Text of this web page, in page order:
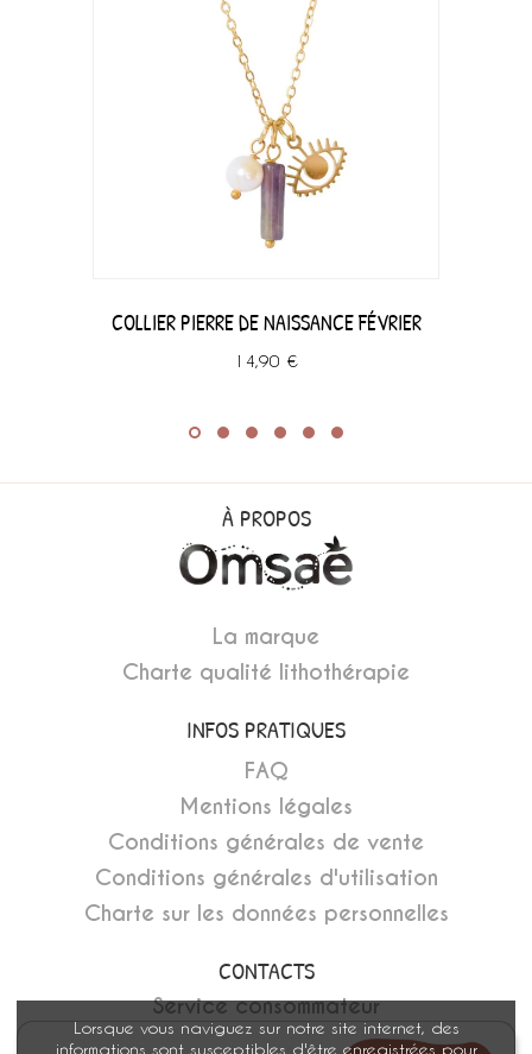
Lorsque vous naviguez sur notre site internet, des
informations sont susceptibles d'être enregistrées pour
COLLIER PIERRE DE NAISSANCE FÉVRIER
14,90 €
À PROPOS
La marque
Charte qualité lithothérapie
INFOS PRATIQUES
FAQ
Mentions légales
Conditions générales de vente
Conditions générales d'utilisation
Charte sur les données personnelles
CONTACTS
Service consommateur
Devenir revendeur